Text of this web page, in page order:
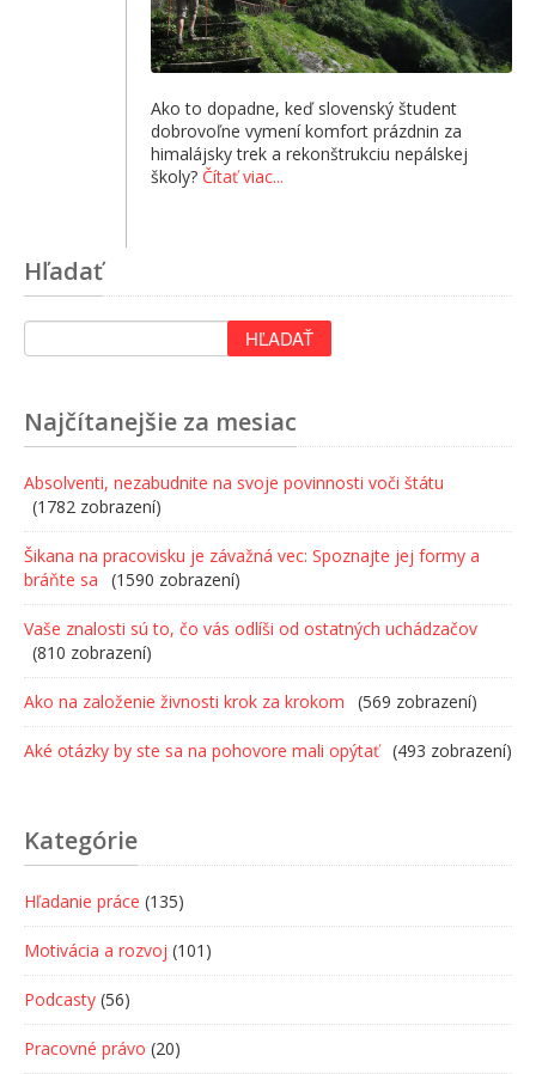
Ako to dopadne, keď slovenský študent
dobrovoľne vymení komfort prázdnin za
himalájsky trek a rekonštrukciu nepálskej
školy? Čítať viac...
Hľadať
Najčítanejšie za mesiac
Absolventi, nezabudnite na svoje povinnosti voči štátu
(1782 zobrazení)
Šikana na pracovisku je závažná vec: Spoznajte jej formy a
bráňte sa
(1590 zobrazení)
Vaše znalosti sú to, čo vás odlíši od ostatných uchádzačov
(810 zobrazení)
Ako na založenie živnosti krok za krokom (569 zobrazení)
Aké otázky by ste sa na pohovore mali opýtať (493 zobrazení)
Kategórie
Hľadanie práce (135)
Motivácia a rozvoj (101)
Podcasty (56)
Pracovné právo (20)